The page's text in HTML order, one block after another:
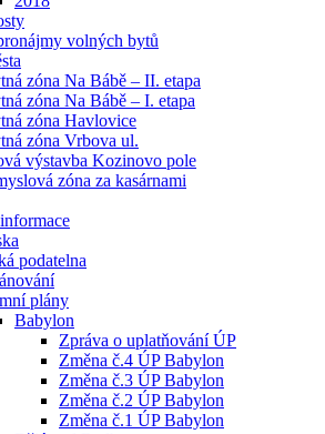
volných bytů
zóna Na Bábě – II. etapa
zóna Na Bábě – I. etapa
zóna Havlovice
zóna Vrbova ul.
výstavba Kozinovo pole
zóna za kasárnami
podatelna
plány
Babylon
Zpráva o uplatňování ÚP
Změna č.4 ÚP Babylon
Změna č.3 ÚP Babylon
Změna č.2 ÚP Babylon
Změna č.1 ÚP Babylon